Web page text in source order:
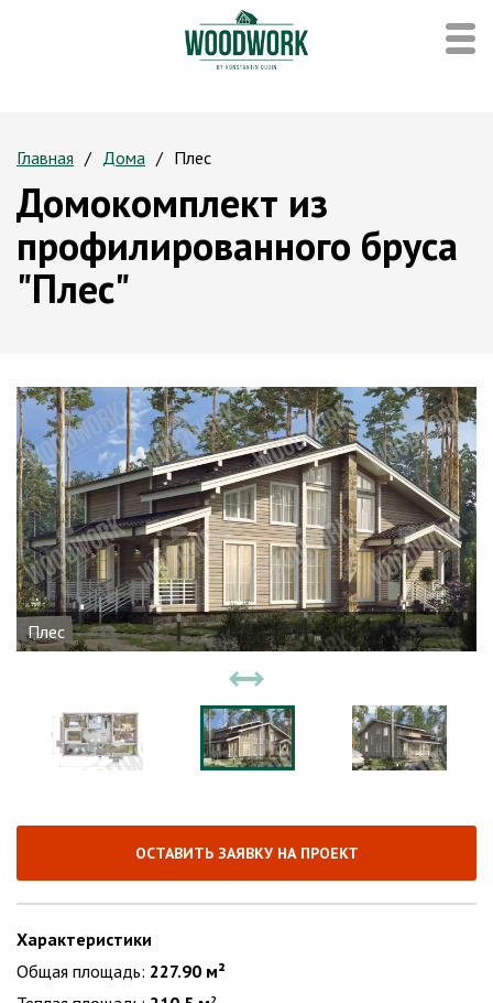
Главная Дома Плес
Домокомплект из
профилированного бруса
"Плес"
Плес
ОСТАВИТЬ ЗАЯВКУ НА ПРОЕКТ
Характеристики
Общая площадь: 227.90 м²